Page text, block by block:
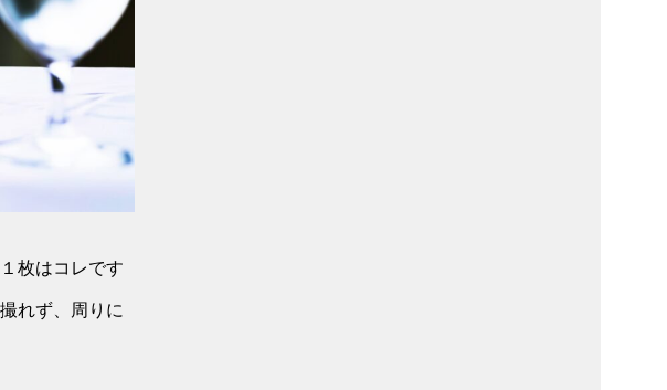
枚はコレです
れず、周りに